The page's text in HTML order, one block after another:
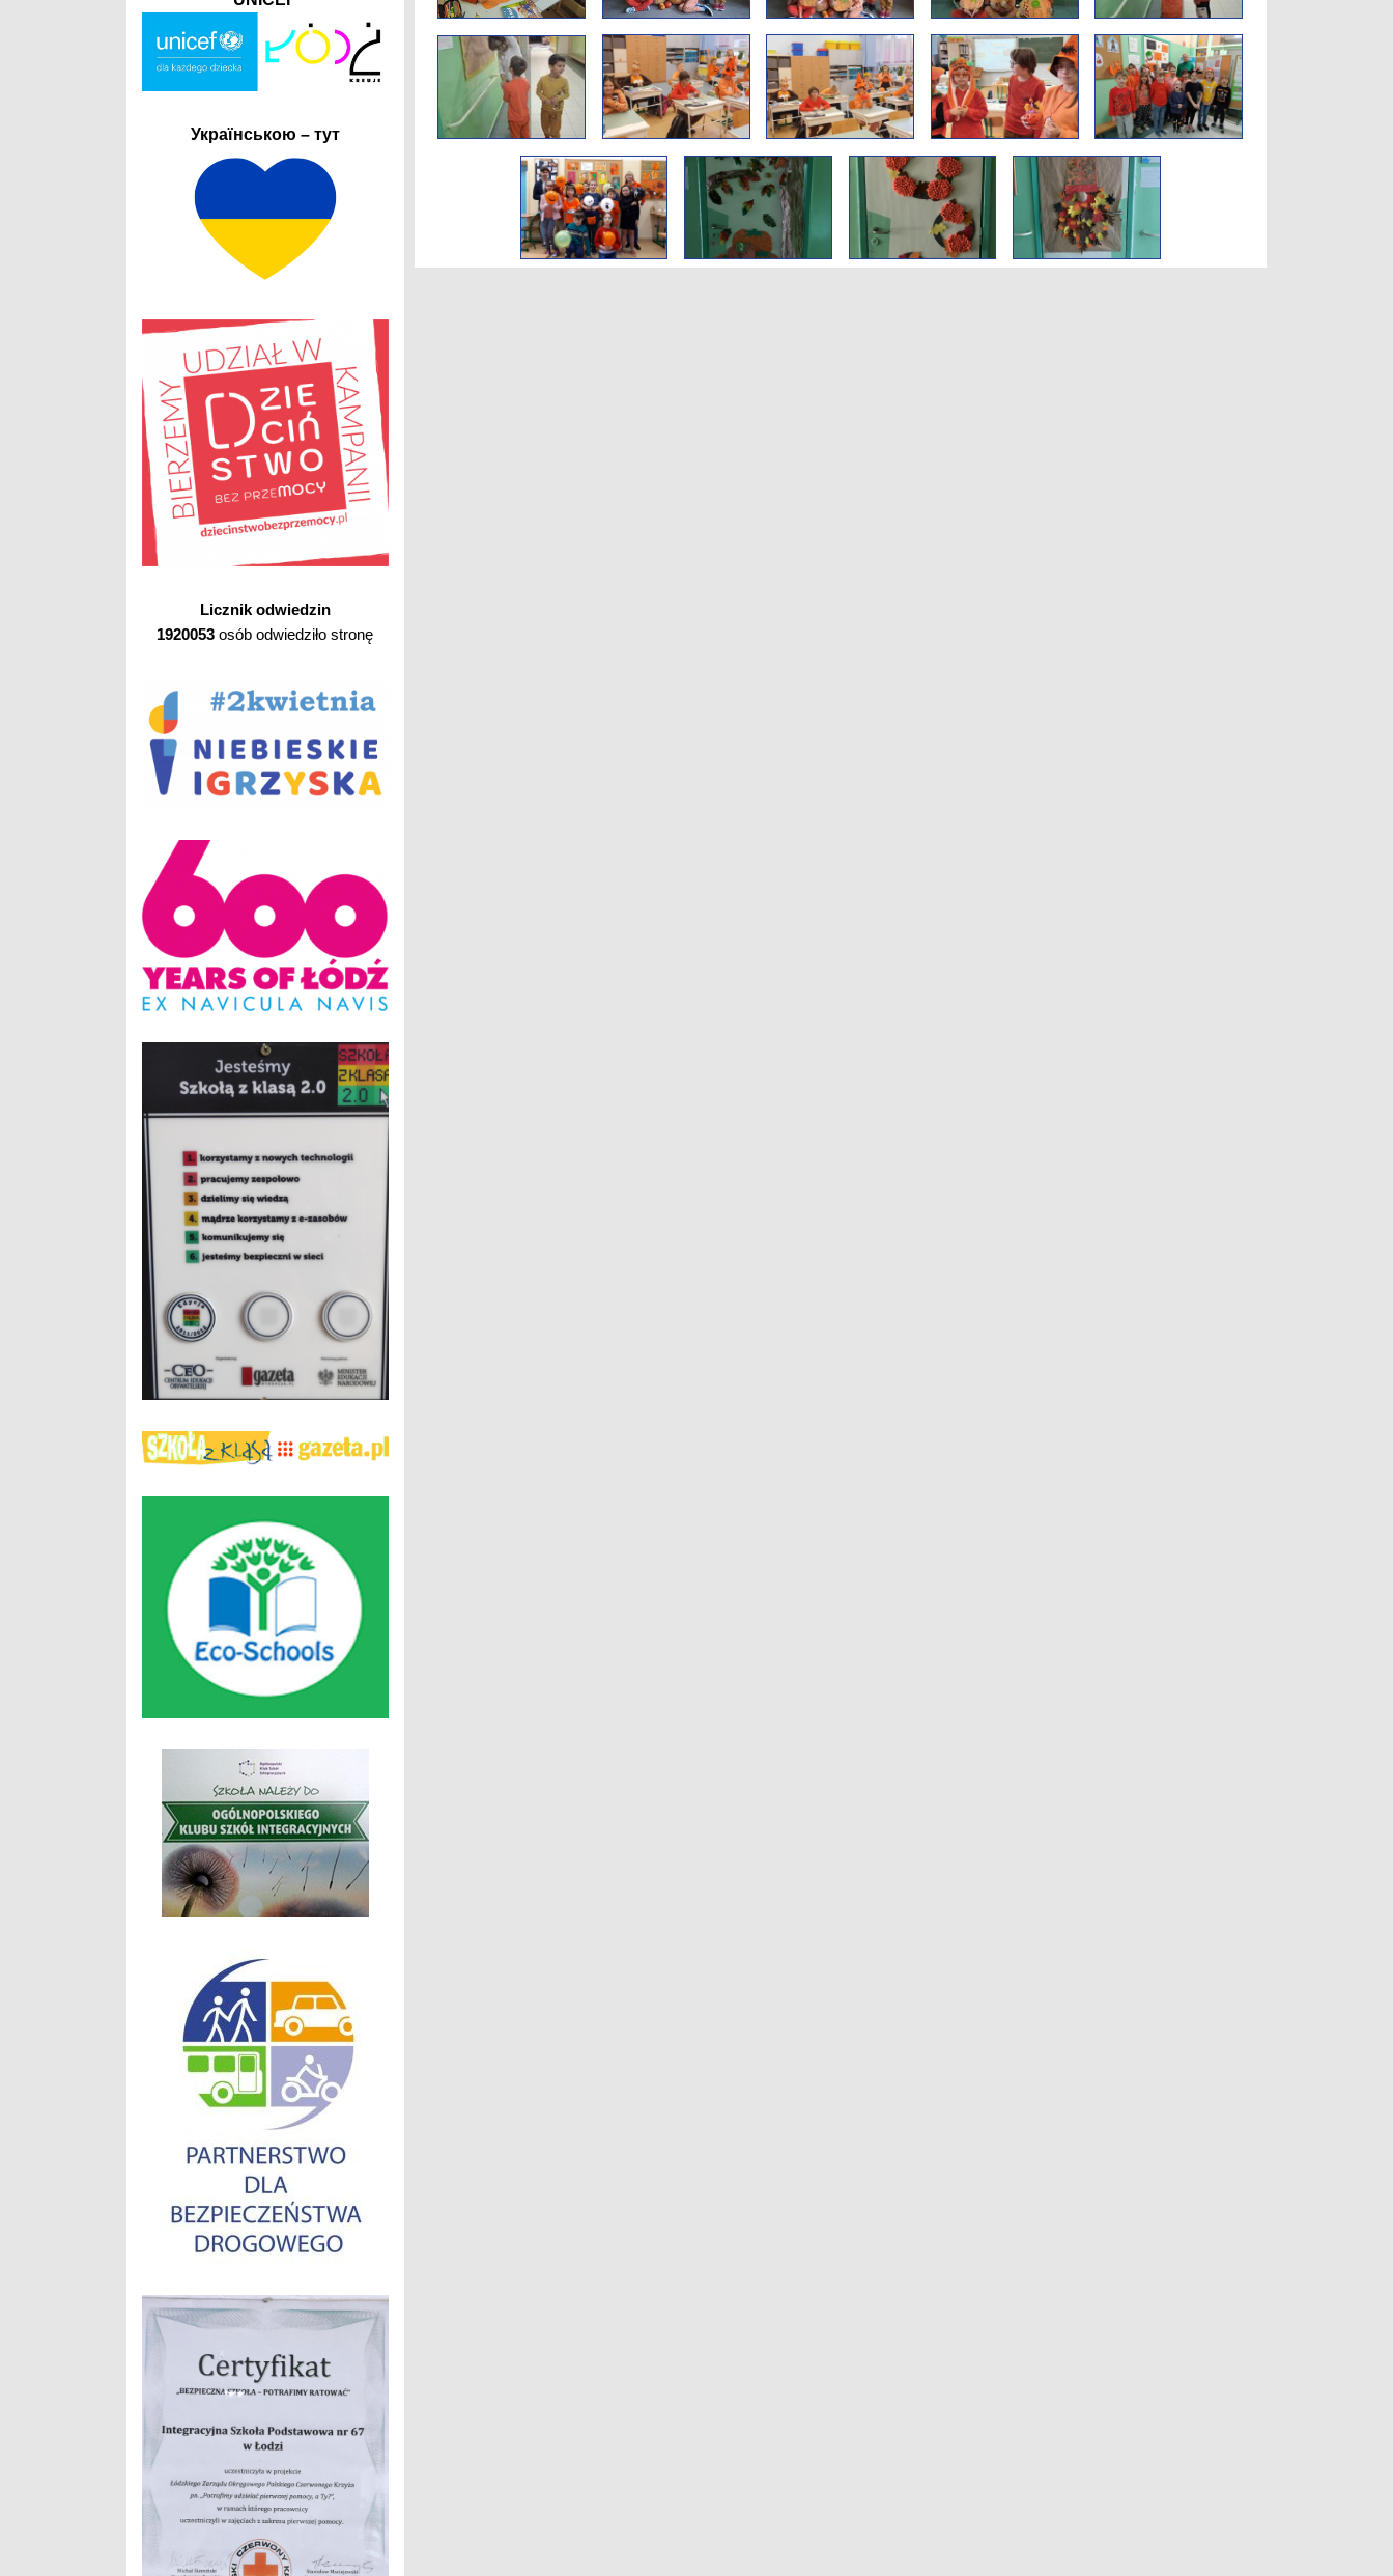
Українською – тут
Licznik odwiedzin
1920053 osób odwiedziło stronę